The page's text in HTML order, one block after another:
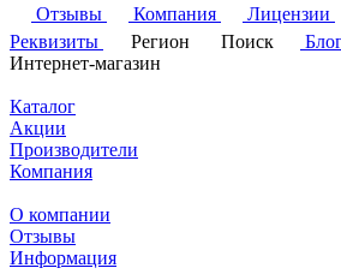
Отзывы
Компания Лицензии
Реквизиты
Регион Поиск
Интернет-магазин
Каталог
Акции
Производители
Компания
О компании
Отзывы
Информация